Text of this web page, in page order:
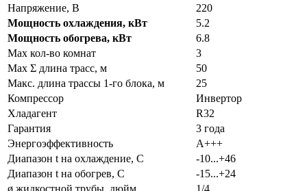
Напряжение, В
220
Мощность охлаждения, кВт
5.2
Мощность обогрева, кВт
6.8
Max кол-во комнат
3
Max Σ длина трасс, м
50
Макс. длина трассы 1-го блока, м
25
Компрессор
Инвертор
Хладагент
R32
Гарантия
3 года
Энергоэффективность
A+++
Диапазон t на охлаждение, С
-10...+46
Диапазон t на обогрев, С
-15...+24
ø жидкостной трубы, дюйм
1/4